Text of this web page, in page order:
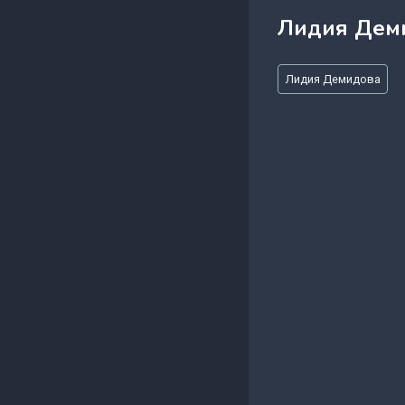
Лидия
Метки
записи:
Лидия Демидова